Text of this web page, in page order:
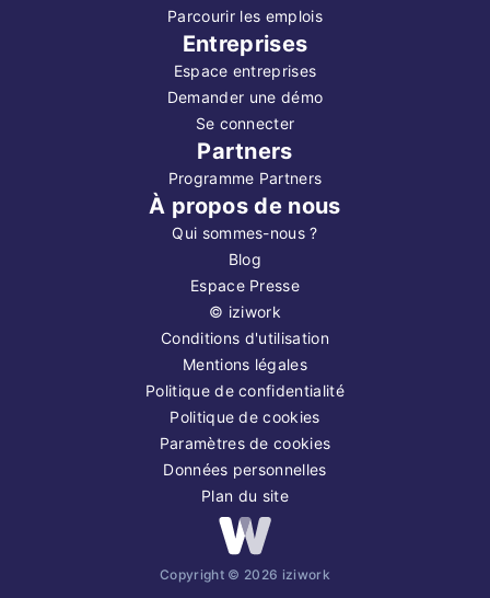
Parcourir les emplois
Entreprises
Espace entreprises
Demander une démo
Se connecter
Partners
Programme Partners
À propos de nous
Qui sommes-nous ?
Blog
Espace Presse
© iziwork
Conditions d'utilisation
Mentions légales
Politique de confidentialité
Politique de cookies
Paramètres de cookies
Données personnelles
Plan du site
Copyright © 2026 iziwork